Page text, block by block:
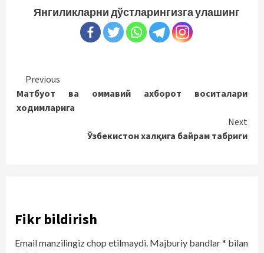
Янгиликларни дўстларингизга улашинг
Continue
Reading
Previous
Матбуот ва оммавий ахборот воситалари
ходимларига
Next
Ўзбекистон халқига байрам табриги
Fikr bildirish
Email manzilingiz chop etilmaydi. Majburiy bandlar* bilan